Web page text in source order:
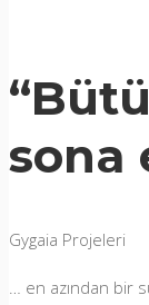
sona
Gygaia Projeleri
… en azından bir